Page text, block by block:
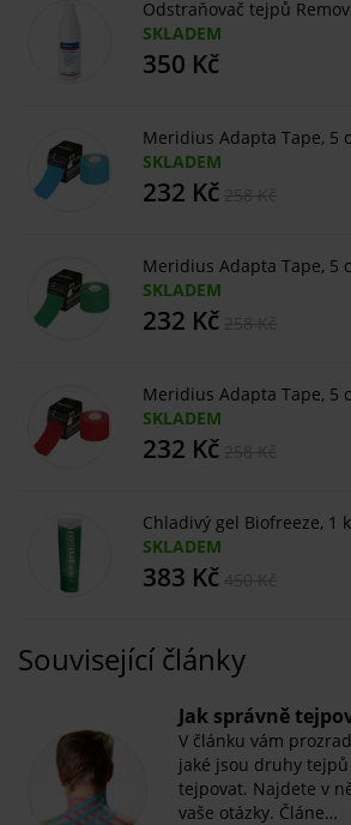
Odstraňovač tejpů
SKLADEM
350 Kč
Meridius Adapta Tape, 5
SKLADEM
232 Kč
Meridius Adapta Tape, 5
SKLADEM
232 Kč
Meridius Adapta Tape, 5
SKLADEM
232 Kč
Chladivý gel Biofreeze, 1
SKLADEM
383 Kč
Související články
Jak správně
V článku vám
jaké jsou druhy
tejpovat. Najdete v
vaše otázky. Článe…